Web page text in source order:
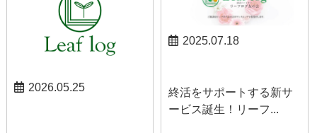
2026.05.25
2025.07.18
終活をサポートする新サ
ービス誕生！リーフ...